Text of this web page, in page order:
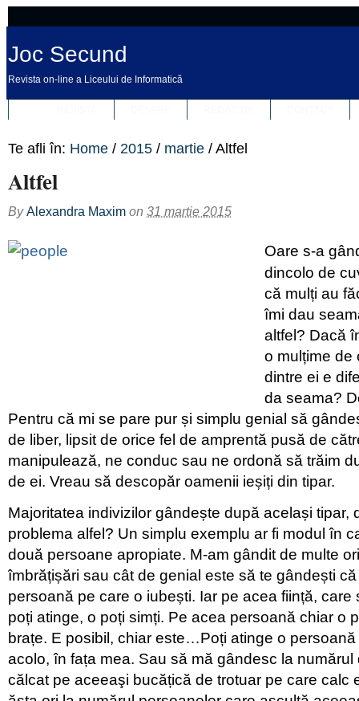
Joc Secund
Revista on-line a Liceului de Informatică
Te afli în: Home / 2015 / martie / Altfel
Altfel
By Alexandra Maxim on 31 martie 2015
Oare s-a
dincolo de
că mulți au
îmi dau
altfel? Dacă
o mulțime de
dintre ei e
da seama?
Pentru că mi se pare pur și simplu genial să
de liber, lipsit de orice fel de amprentă pusă de
manipulează, ne conduc sau ne ordonă să trăim
de ei. Vreau să descopăr oamenii ieșiți din tipar.
Majoritatea indivizilor gândește după același tipar,
problema alfel? Un simplu exemplu ar fi modul în
două persoane apropiate. M-am gândit de multe
îmbrățișări sau cât de genial este să te gândești
persoană pe care o iubești. Iar pe acea ființă, care
poți atinge, o poți simți. Pe acea persoană chiar o
brațe. E posibil, chiar este…Poți atinge o persoană
acolo, în fața mea. Sau să mă gândesc la
călcat pe aceeaşi bucățică de trotuar pe care calc